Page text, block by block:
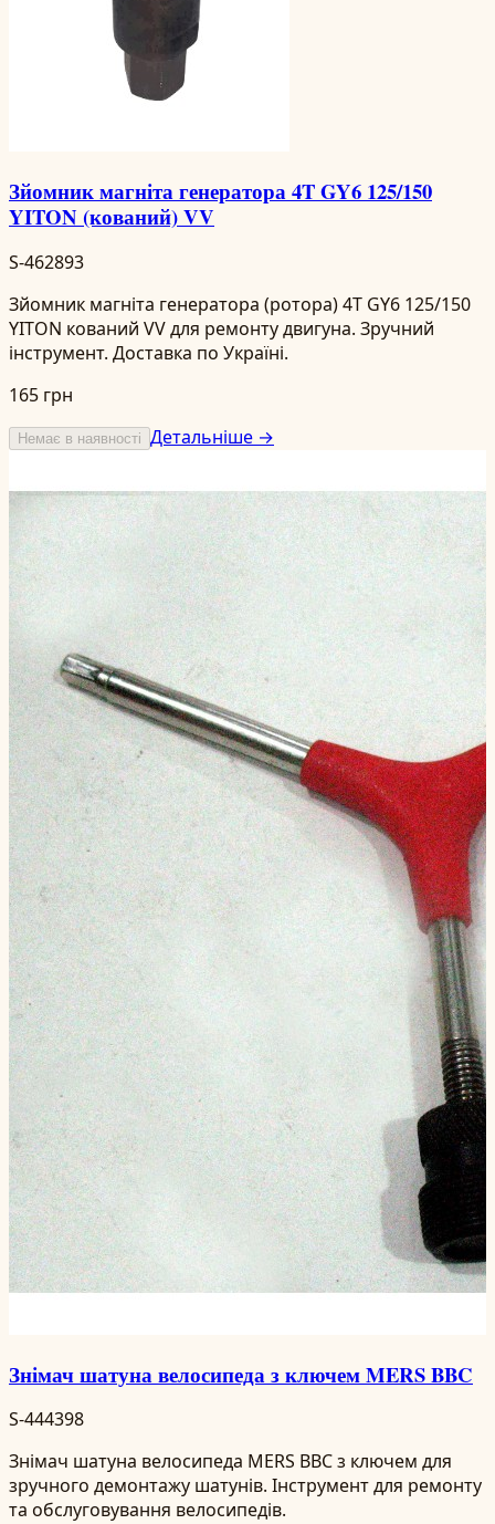
Зйомник магніта генератора 4T GY6 125/150
YITON (кований) VV
S-462893
Зйомник магніта генератора (ротора) 4T GY6 125/150
YITON кований VV для ремонту двигуна. Зручний
інструмент. Доставка по Україні.
165 грн
Немає в наявності Детальніше →
Знімач шатуна велосипеда з ключем MERS BBC
S-444398
Знімач шатуна велосипеда MERS BBC з ключем для
зручного демонтажу шатунів. Інструмент для ремонту
та обслуговування велосипедів.